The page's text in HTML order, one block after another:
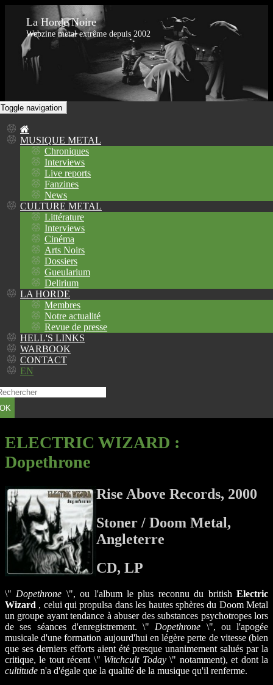
La Horde Noire
Webzine metal extrême depuis 2002
Toggle navigation
MUSIQUE METAL
Chroniques
Interviews
Live reports
Fanzines
News
CULTURE METAL
Littérature
Interviews
Cinéma
Arts Noirs
Dossiers
Gueularium
Delirium
LA HORDE
Membres
Notre actualité
Revue de presse
HELL'S LINKS
WARBOOK
CONTACT
EN
OK
ELECTRIC WIZARD :
Dopethrone
Rise Above Records, 2000
Stoner / Doom Metal,
Angleterre
CD, LP
\" Dopethrone \", ou l'album le plus reconnu du britishElectric
Wizard , celui qui propulsa dans les hautes sphères du Doom Metal
un groupe ayant tendance à abuser des substances psychotropes lors
de ses séances d'enregistrement. \" Dopethrone \", ou l'apogée
musicale d'une formation aujourd'hui en légère perte de vitesse (bien
que ses derniers efforts aient été presque unanimement salués par la
critique, le tout récent \" Witchcult Today\" notamment), et dont la
cultitude n'a d'égale que la qualité de la musique qu'il renferme.